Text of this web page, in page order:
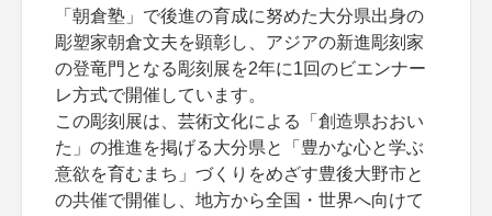
「朝倉塾」で後進の育成に努めた大分県出身の
彫塑家朝倉文夫を顕彰し、アジアの新進彫刻家
の登竜門となる彫刻展を2年に1回のビエンナー
レ方式で開催しています。
この彫刻展は、芸術文化による「創造県おおい
た」の推進を掲げる大分県と「豊かな心と学ぶ
意欲を育むまち」づくりをめざす豊後大野市と
の共催で開催し、地方から全国・世界へ向けて